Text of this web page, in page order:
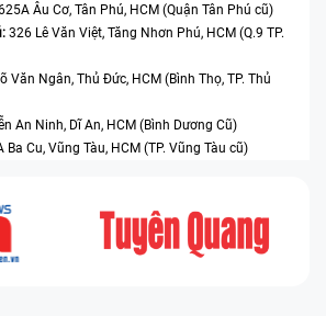
Âu Cơ, Tân Phú, HCM (Quận Tân Phú cũ)
326 Lê Văn Việt, Tăng Nhơn Phú, HCM (Q.9 TP.
Văn Ngân, Thủ Đức, HCM (Bình Thọ, TP. Thủ
An Ninh, Dĩ An, HCM (Bình Dương Cũ)
Ba Cu, Vũng Tàu, HCM (TP. Vũng Tàu cũ)